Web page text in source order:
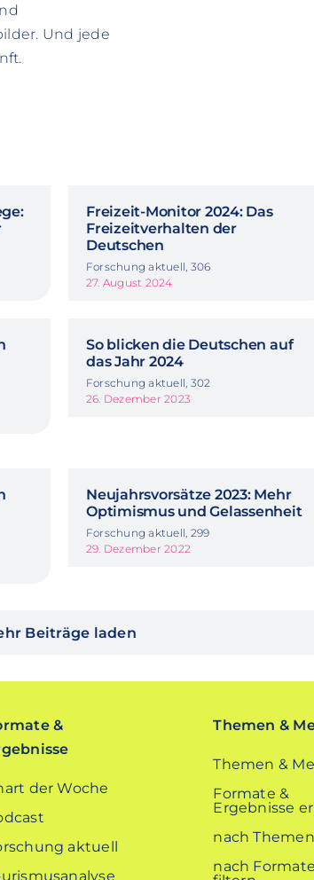
Und jede
Freizeit-Monitor 2024: Das
Freizeitverhalten der
Deutschen
Forschung aktuell, 306
27. August 2024
So blicken die Deutschen auf
das Jahr 2024
Forschung aktuell, 302
26. Dezember 2023
Neujahrsvorsätze 2023: Mehr
Optimismus und Gelassenheit
Forschung aktuell, 299
29. Dezember 2022
Beiträge laden
&
der Woche
aktuell
Themen &
Themen &
Formate &
Ergebnisse
nach
nach